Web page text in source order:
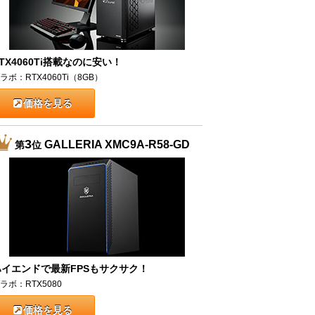
搭載なのに安い！
ボ：RTX4060Ti（8GB）
価格を見る
第3位GALLERIA XMC9A-R58-GD
エンドで最新FPSもサクサク！
ボ：RTX5080
価格を見る